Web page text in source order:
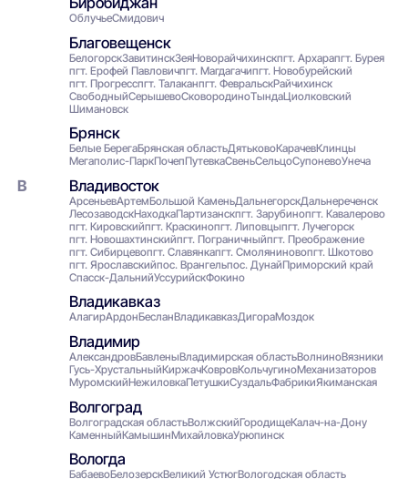
ОблучьеСмидович
Благовещенск
БелогорскЗавитинскЗеяНоворайчихинскпгт. Архарапгт. Бурея
пгт. Ерофей Павловичпгт. Магдагачипгт. Новобурейский
пгт. Прогресспгт. Талаканпгт. ФевральскРайчихинск
СвободныйСерышевоСковородиноТындаЦиолковский
Шимановск
Брянск
Белые БерегаБрянская областьДятьковоКарачевКлинцы
Мегаполис-ПаркПочепПутевкаСвеньСельцоСупоневоУнеча
Владивосток
АрсеньевАртемБольшой КаменьДальнегорскДальнереченск
ЛесозаводскНаходкаПартизанскпгт. Зарубинопгт. Кавалерово
пгт. Кировскийпгт. Краскинопгт. Липовцыпгт. Лучегорск
пгт. Новошахтинскийпгт. Пограничныйпгт. Преображение
пгт. Сибирцевопгт. Славянкапгт. Смоляниновопгт. Шкотово
пгт. Ярославскийпос. Врангельпос. ДунайПриморский край
Спасск-ДальнийУссурийскФокино
Владикавказ
АлагирАрдонБесланВладикавказДигораМоздок
Владимир
АлександровБавленыВладимирская областьВолниноВязники
Гусь-ХрустальныйКиржачКовровКольчугиноМеханизаторов
МуромскийНежиловкаПетушкиСуздальФабрикиЯкиманская
Волгоград
Волгоградская областьВолжскийГородищеКалач-на-Дону
КаменныйКамышинМихайловкаУрюпинск
Вологда
БабаевоБелозерскВеликий УстюгВологодская область